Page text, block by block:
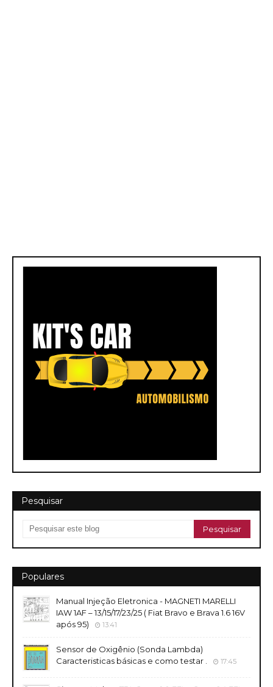
Pesquisar
Populares
Manual Injeção Eletronica - MAGNETI MARELLI
IAW 1AF – 13/15/17/23/25 ( Fiat Bravo e Brava 1.6 16V
após 95)
13:41
Sensor de Oxigênio (Sonda Lambda)
Caracteristicas básicas e como testar .
17:45